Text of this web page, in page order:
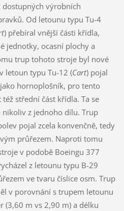
výrobních
Od letounu typu Tu-4
) přebíral vnější části křídla,
jednotky, ocasní plochy a
trup tohoto stroje byl nové
letoun typu Tu-12 (Cart) pojal
hornoplošník, pro tento
střední část křídla. Ta se
nikoliv z jednoho dílu. Trup
pojal zcela konvenčně, tedy
průřezem. Naproti tomu
v podobě Boeingu 377
z letounu typu B-29
ve tvaru číslice osm. Trup
v porovnání s trupem letounu
(3,60 m vs 2,90 m) a délku